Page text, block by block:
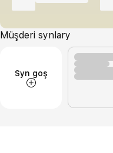
Müşderi synlary
Syn goş